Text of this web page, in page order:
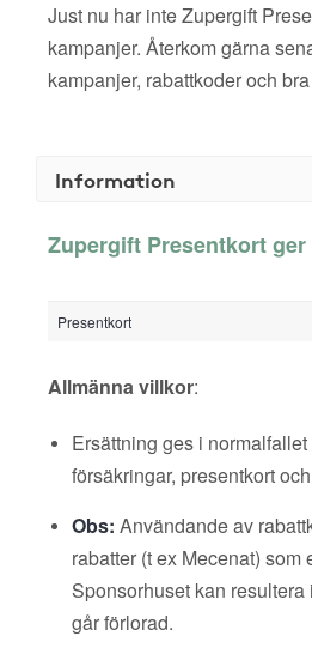
Just nu har inte Zupergift
kampanjer. Återkom gärna
kampanjer, rabattkoder och
Information
Zupergift Presentkort
Presentkort
Allmänna villkor:
Ersättning ges i
försäkringar, presentkort
Obs: Användande av
rabatter (t ex Mecenat) som
Sponsorhuset kan
går förlorad.